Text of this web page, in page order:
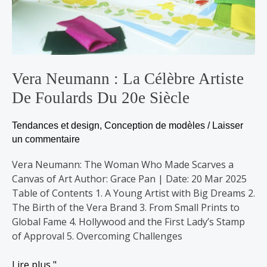
Vera Neumann : La Célèbre Artiste
De Foulards Du 20e Siècle
Tendances et design, Conception de modèles / Laisser
un commentaire
Vera Neumann: The Woman Who Made Scarves a
Canvas of Art Author: Grace Pan | Date: 20 Mar 2025
Table of Contents 1. A Young Artist with Big Dreams 2.
The Birth of the Vera Brand 3. From Small Prints to
Global Fame 4. Hollywood and the First Lady’s Stamp
of Approval 5. Overcoming Challenges